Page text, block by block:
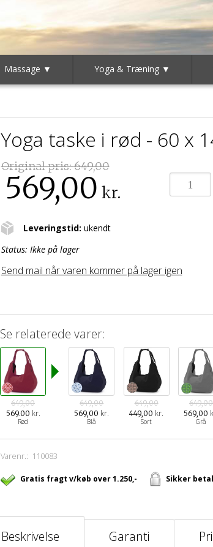
Massage ▼ Yoga & Træning ▼
Yoga taske i rød - 60 x
Original pris:649,00
569,00 kr.
Leveringstid: ukendt
Status: Ikke på lager
Send mail når varen kommer på lager igen
Se relaterede varer:
649,00
569.00 kr.
Rød
649,00
569,00 kr.
Blå
649,00
449,00 kr.
Sort
649,00
569,00
Grå
Varenr.: 110083
Gratis fragt v/køb over 1.250,- Sikker
Beskrivelse Garanti